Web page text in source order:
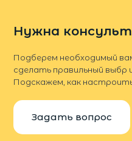
Нужна
Подберем необходимый
сделать правильный выбр
Подскажем, как
Задать вопрос